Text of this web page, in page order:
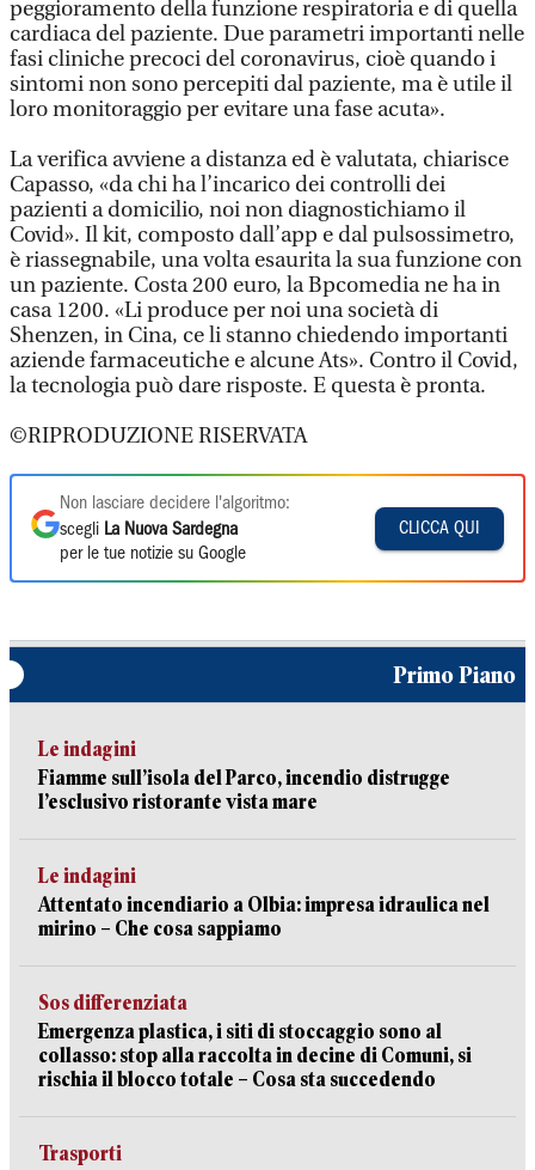
peggioramento della funzione respiratoria e di quella
cardiaca del paziente. Due parametri importanti nelle
fasi cliniche precoci del coronavirus, cioè quando i
sintomi non sono percepiti dal paziente, ma è utile il
loro monitoraggio per evitare una fase acuta».
La verifica avviene a distanza ed è valutata, chiarisce
Capasso, «da chi ha l’incarico dei controlli dei
pazienti a domicilio, noi non diagnostichiamo il
Covid». Il kit, composto dall’app e dal pulsossimetro,
è riassegnabile, una volta esaurita la sua funzione con
un paziente. Costa 200 euro, la Bpcomedia ne ha in
casa 1200. «Li produce per noi una società di
Shenzen, in Cina, ce li stanno chiedendo importanti
aziende farmaceutiche e alcune Ats». Contro il Covid,
la tecnologia può dare risposte. E questa è pronta.
©RIPRODUZIONE RISERVATA
Non lasciare decidere l'algoritmo:
scegli La Nuova Sardegna
per le tue notizie su Google
CLICCA QUI
Primo Piano
Le indagini
Fiamme sull’isola del Parco, incendio distrugge
l’esclusivo ristorante vista mare
Le indagini
Attentato incendiario a Olbia: impresa idraulica nel
mirino – Che cosa sappiamo
Sos differenziata
Emergenza plastica, i siti di stoccaggio sono al
collasso: stop alla raccolta in decine di Comuni, si
rischia il blocco totale – Cosa sta succedendo
Trasporti